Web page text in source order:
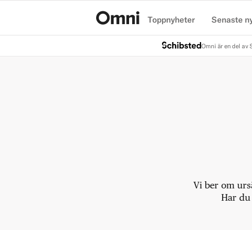
Toppnyheter Senaste
Omni är en del av
Vi ber om
Har du